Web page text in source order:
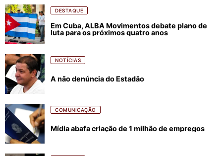
DESTAQUE
Em Cuba, ALBA Movimentos debate plano de
luta para os próximos quatro anos
NOTÍCIAS
A não denúncia do Estadão
COMUNICAÇÃO
Mídia abafa criação de 1 milhão de empregos